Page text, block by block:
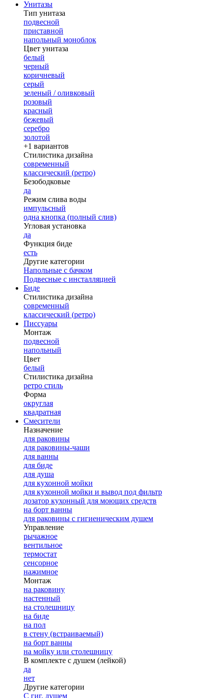
Унитазы
Тип унитаза
подвесной
приставной
напольный моноблок
Цвет унитаза
белый
черный
коричневый
серый
зеленый / оливковый
розовый
красный
бежевый
серебро
золотой
+1 вариантов
Стилистика дизайна
современный
классический (ретро)
Безободковые
да
Режим слива воды
импульсный
одна кнопка (полный слив)
Угловая установка
да
Функция биде
есть
Другие категории
Напольные с бачком
Подвесные с инсталляцией
Биде
Стилистика дизайна
современный
классический (ретро)
Писсуары
Монтаж
подвесной
напольный
Цвет
белый
Стилистика дизайна
ретро стиль
Форма
округлая
квадратная
Смесители
Назначение
для раковины
для раковины-чаши
для ванны
для биде
для душа
для кухонной мойки
для кухонной мойки и вывод под фильтр
дозатор кухонный для моющих средств
на борт ванны
для раковины с гигиеническим душем
Управление
рычажное
вентильное
термостат
сенсорное
нажимное
Монтаж
на раковину
настенный
на столешницу
на биде
на пол
в стену (встраиваемый)
на борт ванны
на мойку или столешницу
В комплекте с душем (лейкой)
да
нет
Другие категории
С гиг. душем